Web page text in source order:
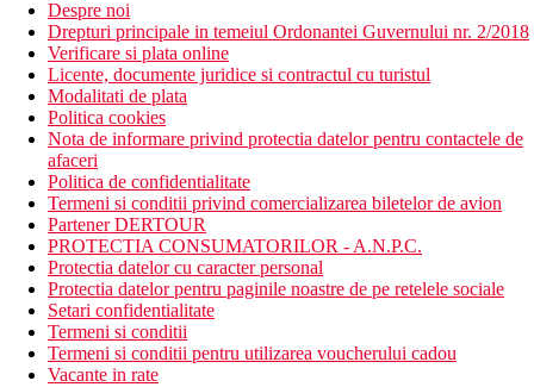
Despre noi
Drepturi principale in temeiul Ordonantei Guvernului nr. 2/2018
Verificare si plata online
Licente, documente juridice si contractul cu turistul
Modalitati de plata
Politica cookies
Nota de informare privind protectia datelor pentru contactele de
afaceri
Politica de confidentialitate
Termeni si conditii privind comercializarea biletelor de avion
Partener DERTOUR
PROTECTIA CONSUMATORILOR - A.N.P.C.
Protectia datelor cu caracter personal
Protectia datelor pentru paginile noastre de pe retelele sociale
Setari confidentialitate
Termeni si conditii
Termeni si conditii pentru utilizarea voucherului cadou
Vacante in rate